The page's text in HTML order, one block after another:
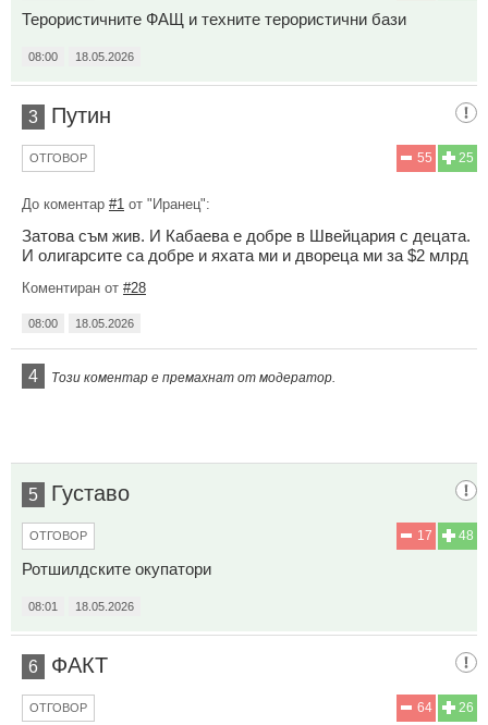
Терористичните ФАЩ и техните терористични бази
08:00 18.05.2026
3 Путин
25
55
ОТГОВОР
До коментар #1 от "Иранец":
Затова съм жив. И Кабаева е добре в Швейцария с децата.
И олигарсите са добре и яхата ми и двореца ми за $2 млрд
Коментиран от #28
08:00 18.05.2026
4 Този коментар е премахнат от модератор.
5 Густаво
48
17
ОТГОВОР
Ротшилдските окупатори
08:01 18.05.2026
6 ФАКТ
26
64
ОТГОВОР